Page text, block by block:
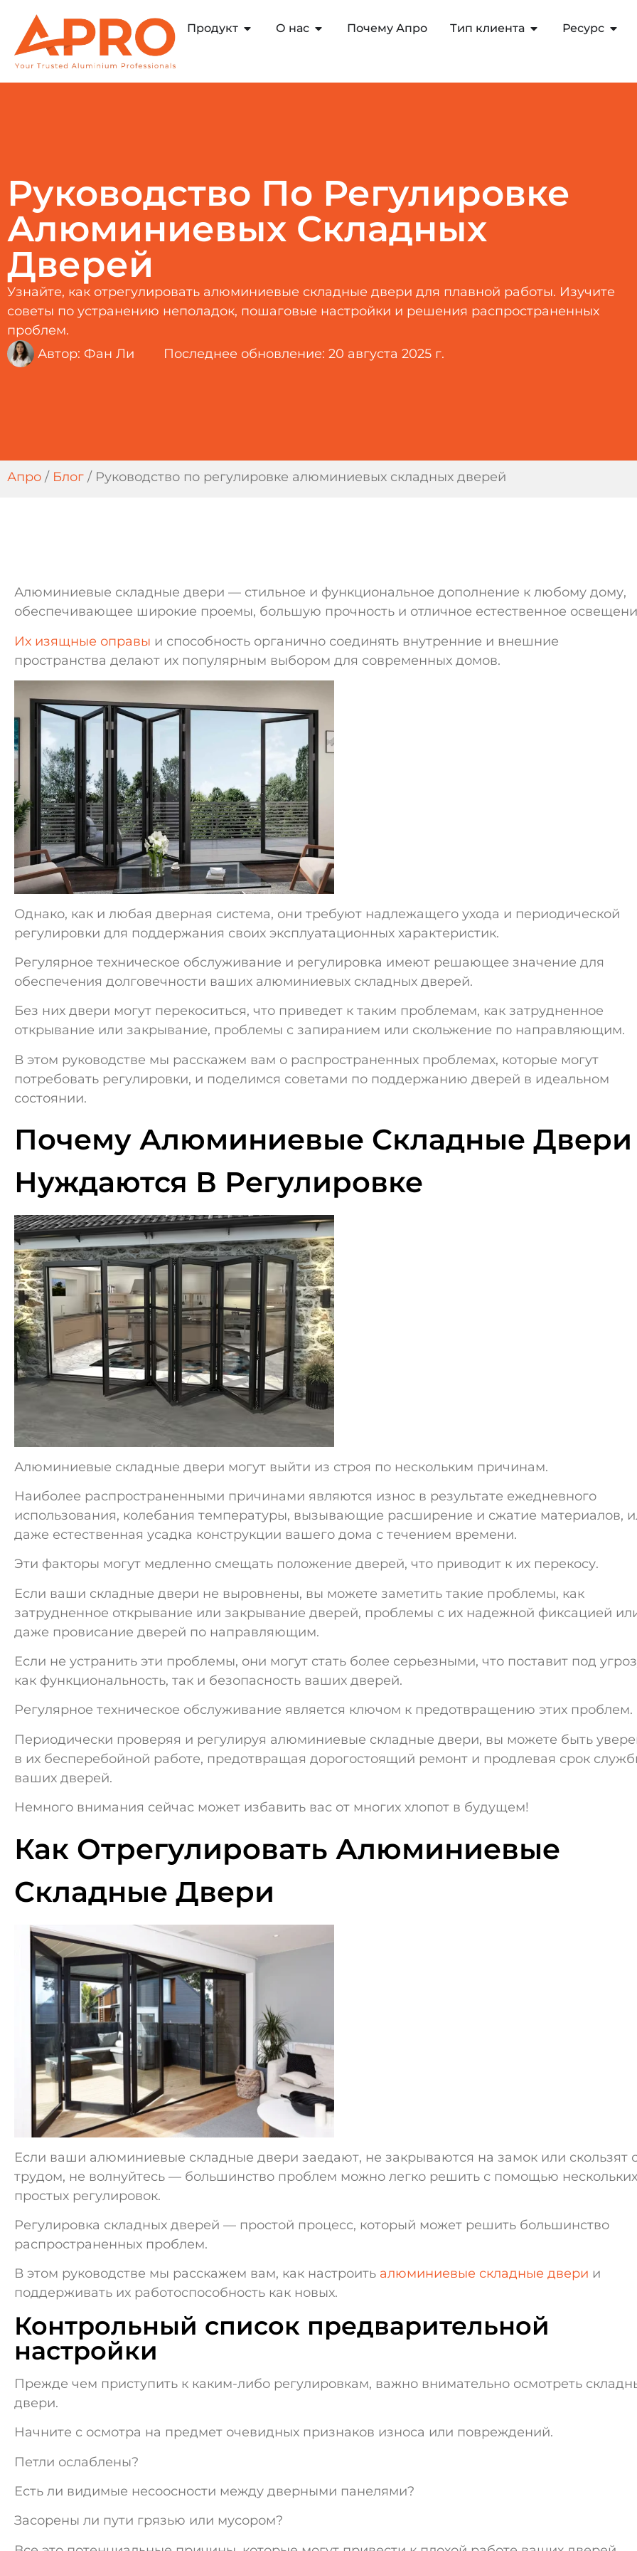
Продукт О нас Почему Апро Тип клиента Ресурс
Руководство По Регулировке
Алюминиевых Складных
Дверей
Узнайте, как отрегулировать алюминиевые складные двери для плавной работы. Изучите
советы по устранению неполадок, пошаговые настройки и решения распространенных
проблем.
Автор: Фан Ли Последнее обновление: 20 августа 2025 г.
Апро / Блог / Руководство по регулировке алюминиевых складных дверей
Алюминиевые складные двери — стильное и функциональное дополнение к любому дому,
обеспечивающее широкие проемы, большую прочность и отличное естественное
Их изящные оправы и способность органично соединять внутренние и внешние
пространства делают их популярным выбором для современных домов.
Однако, как и любая дверная система, они требуют надлежащего ухода и периодической
регулировки для поддержания своих эксплуатационных характеристик.
Регулярное техническое обслуживание и регулировка имеют решающее значение для
обеспечения долговечности ваших алюминиевых складных дверей.
Без них двери могут перекоситься, что приведет к таким проблемам, как затрудненное
открывание или закрывание, проблемы с запиранием или скольжение по направляющим.
В этом руководстве мы расскажем вам о распространенных проблемах, которые могут
потребовать регулировки, и поделимся советами по поддержанию дверей в идеальном
состоянии.
Почему Алюминиевые Складные Двери
Нуждаются В Регулировке
Алюминиевые складные двери могут выйти из строя по нескольким причинам.
Наиболее распространенными причинами являются износ в результате ежедневного
использования, колебания температуры, вызывающие расширение и сжатие материалов,
даже естественная усадка конструкции вашего дома с течением времени.
Эти факторы могут медленно смещать положение дверей, что приводит к их перекосу.
Если ваши складные двери не выровнены, вы можете заметить такие проблемы, как
затрудненное открывание или закрывание дверей, проблемы с их надежной фиксацией
даже провисание дверей по направляющим.
Если не устранить эти проблемы, они могут стать более серьезными, что поставит под
как функциональность, так и безопасность ваших дверей.
Регулярное техническое обслуживание является ключом к предотвращению этих проблем.
Периодически проверяя и регулируя алюминиевые складные двери, вы можете быть
в их бесперебойной работе, предотвращая дорогостоящий ремонт и продлевая срок
ваших дверей.
Немного внимания сейчас может избавить вас от многих хлопот в будущем!
Как Отрегулировать Алюминиевые
Складные Двери
Если ваши алюминиевые складные двери заедают, не закрываются на замок или скользят
трудом, не волнуйтесь — большинство проблем можно легко решить с помощью нескольких
простых регулировок.
Регулировка складных дверей — простой процесс, который может решить большинство
распространенных проблем.
В этом руководстве мы расскажем вам, как настроить алюминиевые складные двери и
поддерживать их работоспособность как новых.
Контрольный список предварительной
настройки
Прежде чем приступить к каким-либо регулировкам, важно внимательно осмотреть
двери.
Начните с осмотра на предмет очевидных признаков износа или повреждений.
Петли ослаблены?
Есть ли видимые несоосности между дверными панелями?
Засорены ли пути грязью или мусором?